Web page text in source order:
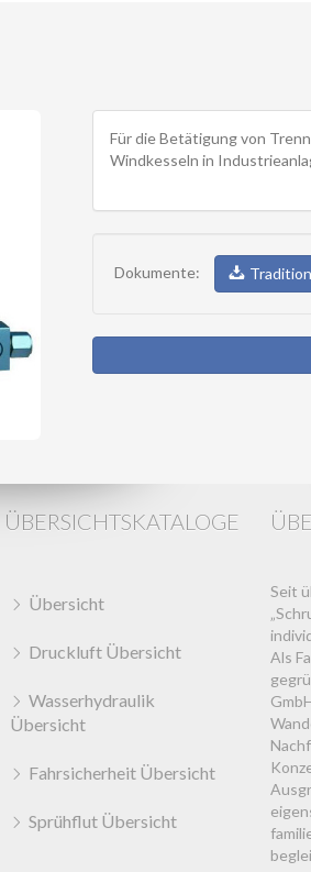
Für die Betätigung von
Windkesseln in
Dokumente:
ÜBERSICHTSKATALOGE
Übersicht
Druckluft Übersicht
Wasserhydraulik
Übersicht
Fahrsicherheit Übersicht
Sprühflut Übersicht
Seit
Als